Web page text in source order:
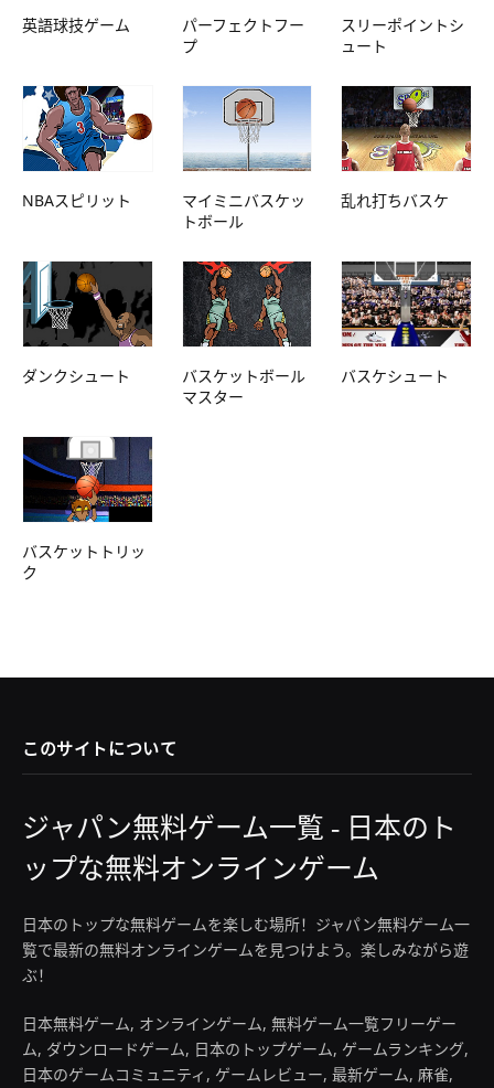
英語球技ゲーム
パーフェクトフー
プ
スリーポイントシ
ュート
NBAスピリット
マイミニバスケッ
トボール
乱れ打ちバスケ
ダンクシュート
バスケットボール
マスター
バスケシュート
バスケットトリッ
ク
このサイトについて
ジャパン無料ゲーム一覧 - 日本のト
ップな無料オンラインゲーム
日本のトップな無料ゲームを楽しむ場所！ジャパン無料ゲーム一
覧で最新の無料オンラインゲームを見つけよう。楽しみながら遊
ぶ！
日本無料ゲーム, オンラインゲーム, 無料ゲーム一覧フリーゲー
ム, ダウンロードゲーム, 日本のトップゲーム, ゲームランキング,
日本のゲームコミュニティ, ゲームレビュー, 最新ゲーム, 麻雀,